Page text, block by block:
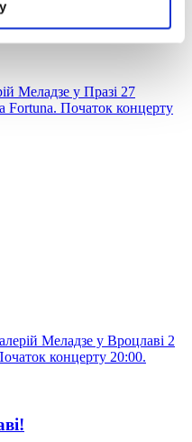
Меладзе у Празі 27
Fortuna. Початок концерту
Меладзе у Вроцлаві 2
концерту 20:00.